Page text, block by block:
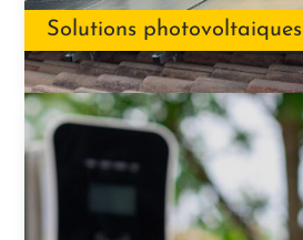
Solutions photovoltaiques